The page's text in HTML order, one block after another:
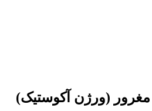
مغرور (ورژن آکوستیک)